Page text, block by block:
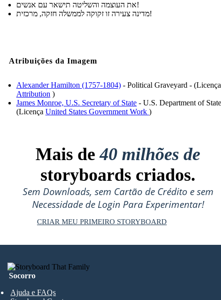
את העוצמה והשליטה תישאר עם אנשים!
מדינה צעירה זו זקוקה לממשלה חזקה, מרכזית!
Atribuições da Imagem
Alexander Hamilton (1757-1804) - Political Graveyard - (Licença
Attribution )
James Monroe, U.S. Secretary of State - U.S. Department of
(Licença United States Government Work )
Mais de40 milhões de
storyboards criados.
Sem Downloads, sem Cartão de Crédito e sem
Necessidade de Login Para Experimentar!
CRIAR MEU PRIMEIRO STORYBOARD
Socorro
Ajuda e FAQs